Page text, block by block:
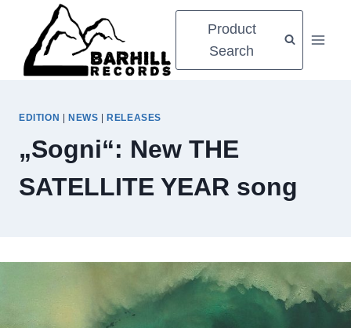
springen
Product
Search
EDITION NEWS RELEASES
„Sogni“: New THE
SATELLITE YEAR song